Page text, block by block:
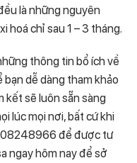
là những nguyên
hoá chỉ sau 1 – 3 tháng.
thông tin bổ ích về
dễ dàng tham khảo
kết sẽ luôn sẵn sàng
lúc mọi nơi, bất cứ khi
để được tư
ngay hôm nay để sở